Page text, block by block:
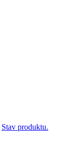
Stav produktu.